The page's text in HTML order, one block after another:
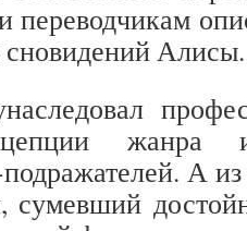
переводчикам
сновидений Алисы.
жанра
А
сумевший